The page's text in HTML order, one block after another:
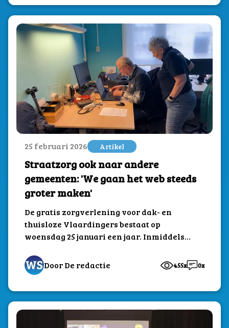
25 februari 2026 Artikel
Straatzorg ook naar andere
gemeenten: 'We gaan het web steeds
groter maken'
De gratis zorgverlening voor dak- en
thuisloze Vlaardingers bestaat op
woensdag 25 januari een jaar. Inmiddels
Door De redactie
455x 0x